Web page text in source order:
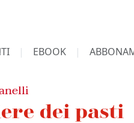
EBOOK
dei pasti